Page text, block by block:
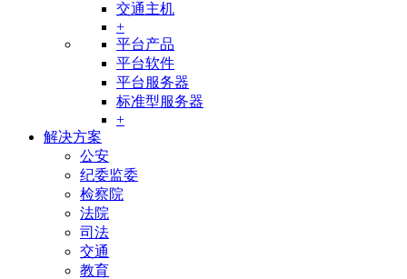
交通主机
+
平台产品
平台软件
平台服务器
标准型服务器
+
解决方案
公安
纪委监委
检察院
法院
司法
交通
教育